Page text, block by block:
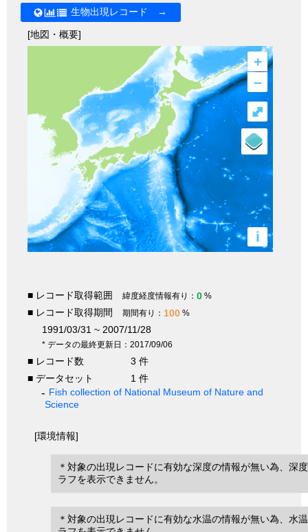
生物出現レコード →
[地図・概要]
+
–
i
⤢
■ レコード取得範囲 緯度経度情報有り： 0 %
■ レコード取得期間 期間有り： 100 %
1991/03/31 ~ 2007/11/28
* データの最終更新日：2017/09/06
■ レコード数
3 件
■ データセット
1 件
Fish collection of National Museum of Nature and
Science
[環境情報]
＊対象の出現レコードに有効な深度の情報が無い為、深
ラフを表示できません。
＊対象の出現レコードに有効な水温の情報が無い為、水